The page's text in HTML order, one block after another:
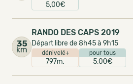
5,00€
35
km
RANDO DES CAPS 2019
Départ libre de 8h45 à 9h15
dénivelé+
797m.
pour tous
5,00€